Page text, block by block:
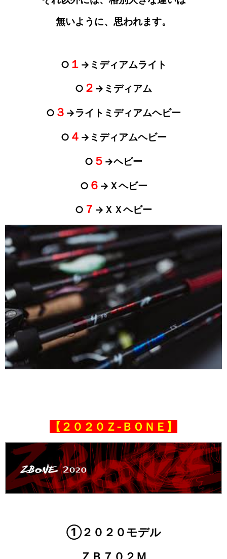
無いように、思われます。
○ １ →ミディアムライト
○ ２ →ミディアム
○ ３ →ライトミディアムヘビー
○ ４ →ミディアムヘビー
○ ５ →ヘビー
○ ６ →Ｘヘビー
○ ７ →ＸＸヘビー
【２０２０Ｚ‐ＢＯＮＥ】
①２０２０モデル
ＺＢ７０２Ｍ